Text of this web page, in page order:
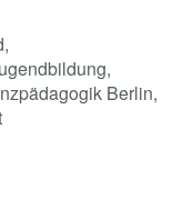
Berlin,